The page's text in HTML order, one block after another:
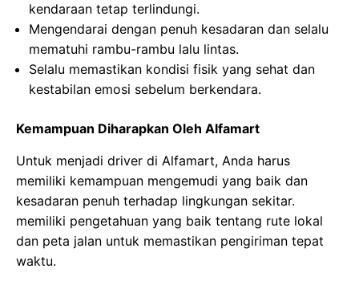
kendaraan tetap terlindungi.
Mengendarai dengan penuh kesadaran dan selalu
mematuhi rambu-rambu lalu lintas.
Selalu memastikan kondisi fisik yang sehat dan
kestabilan emosi sebelum berkendara.
Kemampuan Diharapkan Oleh Alfamart
Untuk menjadi driver di Alfamart, Anda harus
memiliki kemampuan mengemudi yang baik dan
kesadaran penuh terhadap lingkungan sekitar.
memiliki pengetahuan yang baik tentang rute lokal
dan peta jalan untuk memastikan pengiriman tepat
waktu.